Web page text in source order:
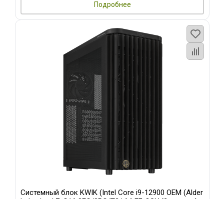
Подробнее
Системный блок KWIK (Intel Core i9-12900 OEM (Alder